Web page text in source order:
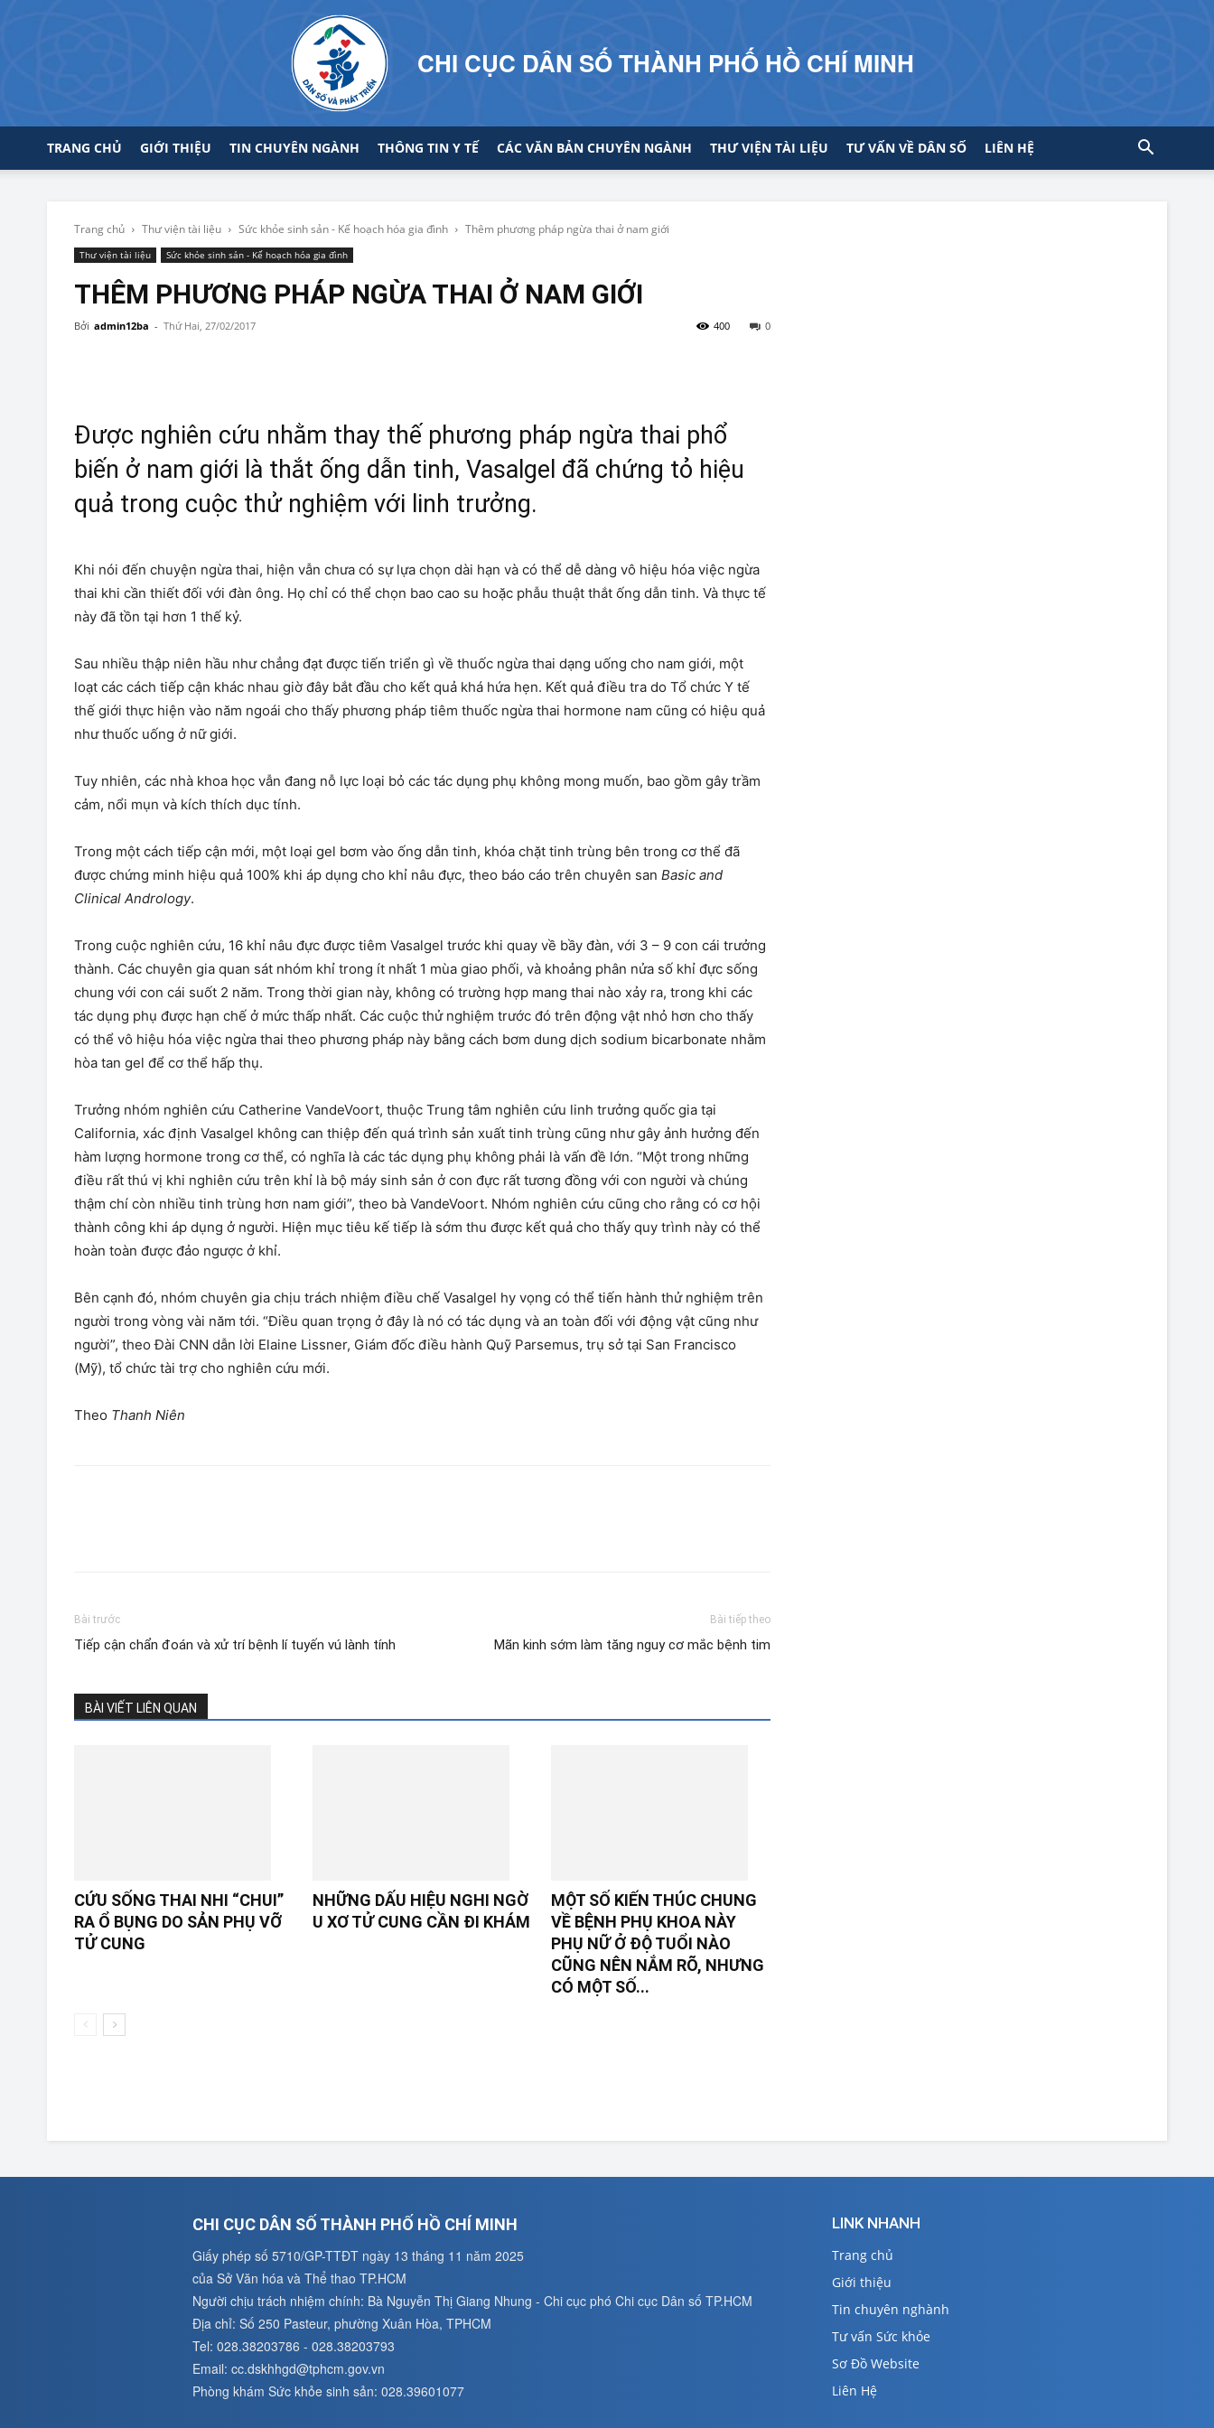
CHI CỤC DÂN SỐ THÀNH PHỐ HỒ CHÍ MINH
TRANG CHỦ GIỚI THIỆU TIN CHUYÊN NGÀNH THÔNG TIN Y TẾ CÁC VĂN BẢN CHUYÊN NGÀNH THƯ VIỆN TÀI LIỆU TƯ VẤN VỀ DÂN SỐ LIÊN HỆ
Trang chủ Thư viện tài liệu Sức khỏe sinh sản - Kế hoạch hóa gia đình Thêm phương pháp ngừa thai ở nam giới
Thư viện tài liệu Sức khỏe sinh sản - Kế hoạch hóa gia đình
THÊM PHƯƠNG PHÁP NGỪA THAI Ở NAM GIỚI
Bởi admin12ba - Thứ Hai, 27/02/2017 0
400
Được nghiên cứu nhằm thay thế phương pháp ngừa thai phổ
biến ở nam giới là thắt ống dẫn tinh, Vasalgel đã chứng tỏ hiệu
quả trong cuộc thử nghiệm với linh trưởng.
Khi nói đến chuyện ngừa thai, hiện vẫn chưa có sự lựa chọn dài hạn và có thể dễ dàng vô hiệu hóa việc ngừa
thai khi cần thiết đối với đàn ông. Họ chỉ có thể chọn bao cao su hoặc phẫu thuật thắt ống dẫn tinh. Và thực tế
này đã tồn tại hơn 1 thế kỷ.
Sau nhiều thập niên hầu như chẳng đạt được tiến triển gì về thuốc ngừa thai dạng uống cho nam giới, một
loạt các cách tiếp cận khác nhau giờ đây bắt đầu cho kết quả khá hứa hẹn. Kết quả điều tra do Tổ chức Y tế
thế giới thực hiện vào năm ngoái cho thấy phương pháp tiêm thuốc ngừa thai hormone nam cũng có hiệu quả
như thuốc uống ở nữ giới.
Tuy nhiên, các nhà khoa học vẫn đang nỗ lực loại bỏ các tác dụng phụ không mong muốn, bao gồm gây trầm
cảm, nổi mụn và kích thích dục tính.
Trong một cách tiếp cận mới, một loại gel bơm vào ống dẫn tinh, khóa chặt tinh trùng bên trong cơ thể đã
được chứng minh hiệu quả 100% khi áp dụng cho khỉ nâu đực, theo báo cáo trên chuyên san Basic and
Clinical Andrology.
Trong cuộc nghiên cứu, 16 khỉ nâu đực được tiêm Vasalgel trước khi quay về bầy đàn, với 3 – 9 con cái trưởng
thành. Các chuyên gia quan sát nhóm khỉ trong ít nhất 1 mùa giao phối, và khoảng phân nửa số khỉ đực sống
chung với con cái suốt 2 năm. Trong thời gian này, không có trường hợp mang thai nào xảy ra, trong khi các
tác dụng phụ được hạn chế ở mức thấp nhất. Các cuộc thử nghiệm trước đó trên động vật nhỏ hơn cho thấy
có thể vô hiệu hóa việc ngừa thai theo phương pháp này bằng cách bơm dung dịch sodium bicarbonate nhằm
hòa tan gel để cơ thể hấp thụ.
Trưởng nhóm nghiên cứu Catherine VandeVoort, thuộc Trung tâm nghiên cứu linh trưởng quốc gia tại
California, xác định Vasalgel không can thiệp đến quá trình sản xuất tinh trùng cũng như gây ảnh hưởng đến
hàm lượng hormone trong cơ thể, có nghĩa là các tác dụng phụ không phải là vấn đề lớn. “Một trong những
điều rất thú vị khi nghiên cứu trên khỉ là bộ máy sinh sản ở con đực rất tương đồng với con người và chúng
thậm chí còn nhiều tinh trùng hơn nam giới”, theo bà VandeVoort. Nhóm nghiên cứu cũng cho rằng có cơ hội
thành công khi áp dụng ở người. Hiện mục tiêu kế tiếp là sớm thu được kết quả cho thấy quy trình này có thể
hoàn toàn được đảo ngược ở khỉ.
Bên cạnh đó, nhóm chuyên gia chịu trách nhiệm điều chế Vasalgel hy vọng có thể tiến hành thử nghiệm trên
người trong vòng vài năm tới. “Điều quan trọng ở đây là nó có tác dụng và an toàn đối với động vật cũng như
người”, theo Đài CNN dẫn lời Elaine Lissner, Giám đốc điều hành Quỹ Parsemus, trụ sở tại San Francisco
(Mỹ), tổ chức tài trợ cho nghiên cứu mới.
Theo Thanh Niên
Bài trước
Tiếp cận chẩn đoán và xử trí bệnh lí tuyến vú lành tính
Bài tiếp theo
Mãn kinh sớm làm tăng nguy cơ mắc bệnh tim
BÀI VIẾT LIÊN QUAN
CỨU SỐNG THAI NHI “CHUI”
RA Ổ BỤNG DO SẢN PHỤ VỠ
TỬ CUNG
NHỮNG DẤU HIỆU NGHI NGỜ
U XƠ TỬ CUNG CẦN ĐI KHÁM
MỘT SỐ KIẾN THÚC CHUNG
VỀ BỆNH PHỤ KHOA NÀY
PHỤ NỮ Ở ĐỘ TUỔI NÀO
CŨNG NÊN NẮM RÕ, NHƯNG
CÓ MỘT SỐ...
CHI CỤC DÂN SỐ THÀNH PHỐ HỒ CHÍ MINH
Giấy phép số 5710/GP-TTĐT ngày 13 tháng 11 năm 2025
của Sở Văn hóa và Thể thao TP.HCM
Người chịu trách nhiệm chính: Bà Nguyễn Thị Giang Nhung - Chi cục phó Chi cục Dân số TP.HCM
Địa chỉ: Số 250 Pasteur, phường Xuân Hòa, TPHCM
Tel: 028.38203786 - 028.38203793
Email: cc.dskhhgd@tphcm.gov.vn
Phòng khám Sức khỏe sinh sản: 028.39601077
LINK NHANH
Trang chủ
Giới thiệu
Tin chuyên nghành
Tư vấn Sức khỏe
Sơ Đồ Website
Liên Hệ